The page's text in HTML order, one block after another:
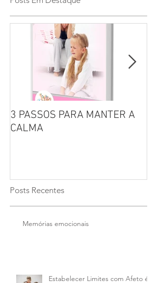
3 PASSOS PARA MANTER A
CALMA
Posts Recentes
Memórias emocionais
Estabelecer Limites com Afeto é